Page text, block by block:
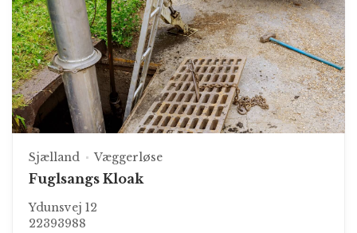
Sjælland Væggerløse
Fuglsangs Kloak
Ydunsvej 12
22393988